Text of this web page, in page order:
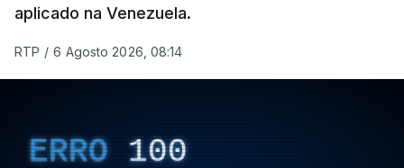
aplicado na Venezuela.
RTP / 6 Agosto 2026, 08:14
ERRO 100